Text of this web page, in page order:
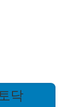
닥